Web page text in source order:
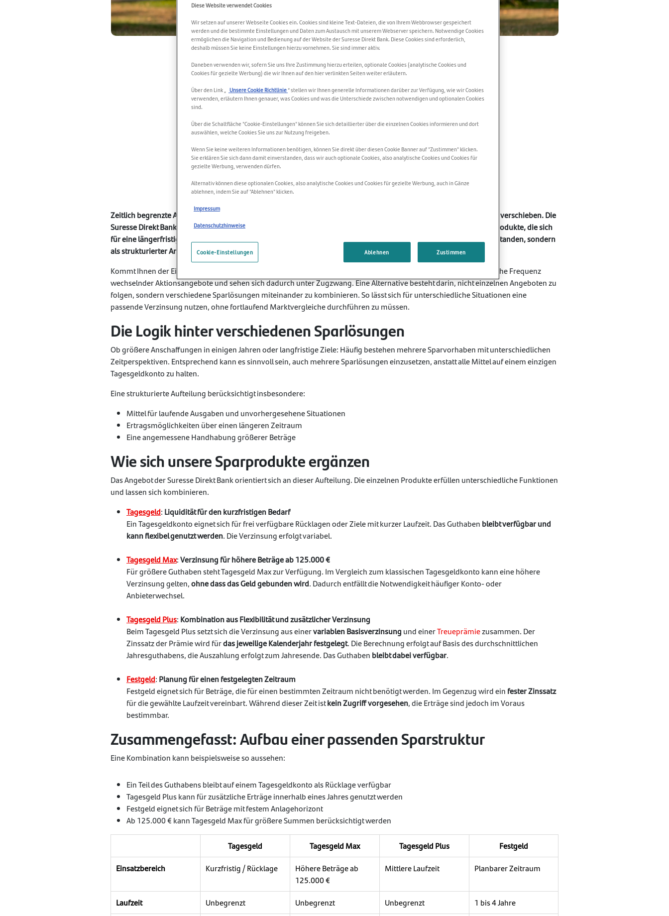
Was ist die ideale
Kombination aus
Sparlösungen?
17/06/2026
Zeitlich begrenzte Aktionszinsen führen dazu, dass viele Sparer ihre Gelder regelmäßig von einer Bank zur nächsten verschieben. Die
Suresse Direkt Bank verfolgt bewusst einen anderen Ansatz. Im Mittelpunkt stehen aufeinander abgestimmte Sparprodukte, die sich
für eine längerfristige Planung eignen. Sparen wird dabei nicht als kurzfristige Optimierung einzelner Zinssätze verstanden, sondern
als strukturierter Ansatz für unterschiedliche Zeiträume.
Kommt Ihnen der Eindruck bekannt vor, Ihr Erspartes regelmäßig anpassen zu müssen? Viele Sparer erleben eine hohe Frequenz
wechselnder Aktionsangebote und sehen sich dadurch unter Zugzwang. Eine Alternative besteht darin, nicht einzelnen Angeboten zu
folgen, sondern verschiedene Sparlösungen miteinander zu kombinieren. So lässt sich für unterschiedliche Situationen eine
passende Verzinsung nutzen, ohne fortlaufend Marktvergleiche durchführen zu müssen.
Die Logik hinter verschiedenen Sparlösungen
Ob größere Anschaffungen in einigen Jahren oder langfristige Ziele: Häufig bestehen mehrere Sparvorhaben mit unterschiedlichen
Zeitperspektiven. Entsprechend kann es sinnvoll sein, auch mehrere Sparlösungen einzusetzen, anstatt alle Mittel auf einem einzigen
Tagesgeldkonto zu halten.
Eine strukturierte Aufteilung berücksichtigt insbesondere:
Mittel für laufende Ausgaben und unvorhergesehene Situationen
Ertragsmöglichkeiten über einen längeren Zeitraum
Eine angemessene Handhabung größerer Beträge
Wie sich unsere Sparprodukte ergänzen
Das Angebot der Suresse Direkt Bank orientiert sich an dieser Aufteilung. Die einzelnen Produkte erfüllen unterschiedliche Funktionen
und lassen sich kombinieren.
Tagesgeld: Liquidität für den kurzfristigen Bedarf
Ein Tagesgeldkonto eignet sich für frei verfügbare Rücklagen oder Ziele mit kurzer Laufzeit. Das Guthaben bleibt verfügbar und
kann flexibel genutzt werden. Die Verzinsung erfolgt variabel.
Tagesgeld Max:Verzinsung für höhere Beträge ab 125.000 €
Für größere Guthaben steht Tagesgeld Max zur Verfügung. Im Vergleich zum klassischen Tagesgeldkonto kann eine höhere
Verzinsung gelten,ohne dass das Geld gebunden wird. Dadurch entfällt die Notwendigkeit häufiger Konto- oder
Anbieterwechsel.
Tagesgeld Plus: Kombination aus Flexibilität und zusätzlicher Verzinsung
Beim Tagesgeld Plus setzt sich die Verzinsung aus einervariablen Basisverzinsung und einerTreueprämiezusammen. Der
Zinssatz der Prämie wird fürdas jeweilige Kalenderjahr festgelegt. Die Berechnung erfolgt auf Basis des durchschnittlichen
Jahresguthabens, die Auszahlung erfolgt zum Jahresende. Das Guthaben bleibt dabei verfügbar.
Festgeld: Planung für einen festgelegten Zeitraum
Festgeld eignet sich für Beträge, die für einen bestimmten Zeitraum nicht benötigt werden. Im Gegenzug wird ein fester Zinssatz
für die gewählte Laufzeit vereinbart. Während dieser Zeit istkein Zugriff vorgesehen, die Erträge sind jedoch im Voraus
bestimmbar.
Zusammengefasst: Aufbau einer passenden Sparstruktur
Eine Kombination kann beispielsweise so aussehen:
Ein Teil des Guthabens bleibt auf einem Tagesgeldkonto als Rücklage verfügbar
Tagesgeld Plus kann für zusätzliche Erträge innerhalb eines Jahres genutzt werden
Festgeld eignet sich für Beträge mit festem Anlagehorizont
Ab 125.000 € kann Tagesgeld Max für größere Summen berücksichtigt werden
Tagesgeld Tagesgeld Max Tagesgeld Plus
Festgeld
Einsatzbereich
Kurzfristig / Rücklage
Höhere Beträge ab
125.000 €
Mittlere Laufzeit Planbarer Zeitraum
Laufzeit Unbegrenzt Unbegrenzt Unbegrenzt
1 bis 4 Jahre
Diese Website verwendet Cookies
Wir setzen auf unserer Webseite Cookies ein. Cookies sind kleine Text-Dateien, die von Ihrem Webbrowser gespeichert
werden und die bestimmte Einstellungen und Daten zum Austausch mit unserem Webserver speichern. Notwendige Cookies
ermöglichen die Navigation und Bedienung auf der Website der Suresse Direkt Bank. Diese Cookies sind erforderlich,
deshalb müssen Sie keine Einstellungen hierzu vornehmen. Sie sind immer aktiv.
Daneben verwenden wir, sofern Sie uns Ihre Zustimmung hierzu erteilen, optionale Cookies (analytische Cookies und
Cookies für gezielte Werbung) die wir Ihnen auf den hier verlinkten Seiten weiter erläutern.
Über den Link „ Unsere Cookie Richtlinie “ stellen wir Ihnen generelle Informationen darüber zur Verfügung, wie wir Cookies
verwenden, erläutern Ihnen genauer, was Cookies und was die Unterschiede zwischen notwendigen und optionalen Cookies
sind.
Über die Schaltfläche "Cookie-Einstellungen" können Sie sich detaillierter über die einzelnen Cookies informieren und dort
auswählen, welche Cookies Sie uns zur Nutzung freigeben.
Wenn Sie keine weiteren Informationen benötigen, können Sie direkt über diesen Cookie Banner auf "Zustimmen" klicken.
Sie erklären Sie sich dann damit einverstanden, dass wir auch optionale Cookies, also analytische Cookies und Cookies für
gezielte Werbung, verwenden dürfen.
Alternativ können diese optionalen Cookies, also analytische Cookies und Cookies für gezielte Werbung, auch in Gänze
ablehnen, indem Sie auf "Ablehnen" klicken.
Impressum
Datenschutzhinweise
Ablehnen Zustimmen
Cookie-Einstellungen